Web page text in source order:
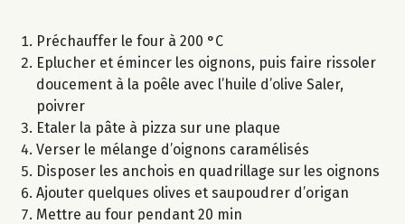
Préchauffer le four à 200 °C
Eplucher et émincer les oignons, puis faire rissoler
doucement à la poêle avec l’huile d’olive Saler,
poivrer
Etaler la pâte à pizza sur une plaque
Verser le mélange d’oignons caramélisés
Disposer les anchois en quadrillage sur les oignons
Ajouter quelques olives et saupoudrer d’origan
Mettre au four pendant 20 min